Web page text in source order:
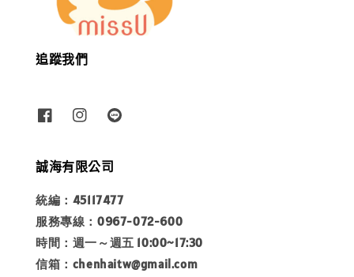
追蹤我們
誠海有限公司
統編：45117477
服務專線：0967-072-600
時間：週一～週五 10:00~17:30
信箱：chenhaitw@gmail.com